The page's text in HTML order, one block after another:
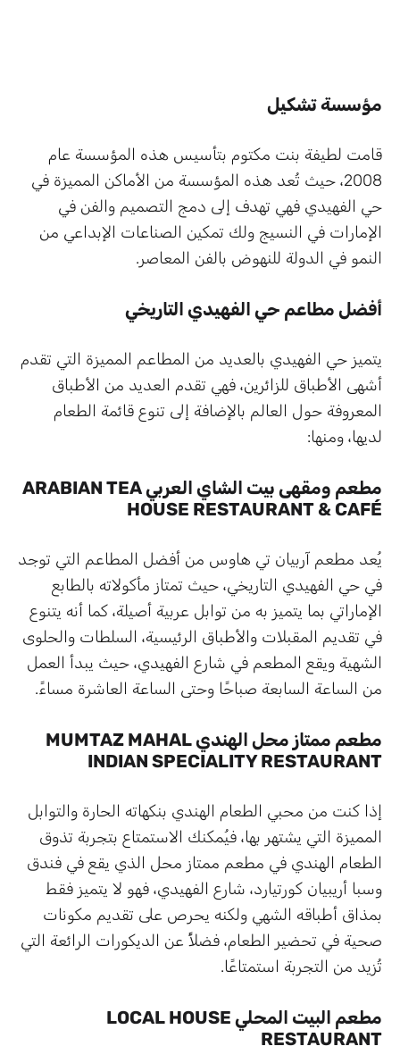
مؤسسة تشكيل
قامت لطيفة بنت مكتوم بتأسيس هذه المؤسسة عام
2008، حيث تُعد هذه المؤسسة من الأماكن المميزة في
حي الفهيدي فهي تهدف إلى دمج التصميم والفن في
الإمارات في النسيج ولك تمكين الصناعات الإبداعي من
النمو في الدولة للنهوض بالفن المعاصر.
أفضل مطاعم حي الفهيدي التاريخي
يتميز حي الفهيدي بالعديد من المطاعم المميزة التي تقدم
أشهى الأطباق للزائرين، فهي تقدم العديد من الأطباق
المعروفة حول العالم بالإضافة إلى تنوع قائمة الطعام
لديها، ومنها:
مطعم ومقهى بيت الشاي العربي ARABIAN TEA
HOUSE RESTAURANT & CAFÉ
يُعد مطعم آربيان تي هاوس من أفضل المطاعم التي توجد
في حي الفهيدي التاريخي، حيث تمتاز مأكولاته بالطابع
الإماراتي بما يتميز به من توابل عربية أصيلة، كما أنه يتنوع
في تقديم المقبلات والأطباق الرئيسية، السلطات والحلوى
الشهية ويقع المطعم في شارع الفهيدي، حيث يبدأ العمل
من الساعة السابعة صباحًا وحتى الساعة العاشرة مساءً.
مطعم ممتاز محل الهندي MUMTAZ MAHAL
INDIAN SPECIALITY RESTAURANT
إذا كنت من محبي الطعام الهندي بنكهاته الحارة والتوابل
المميزة التي يشتهر بها، فيُمكنك الاستمتاع بتجربة تذوق
الطعام الهندي في مطعم ممتاز محل الذي يقع في فندق
وسبا أريبيان كورتيارد، شارع الفهيدي، فهو لا يتميز فقط
بمذاق أطباقه الشهي ولكنه يحرص على تقديم مكونات
صحية في تحضير الطعام، فضلأً عن الديكورات الرائعة التي
تُزيد من التجربة استمتاعًا.
مطعم البيت المحلي LOCAL HOUSE
RESTAURANT